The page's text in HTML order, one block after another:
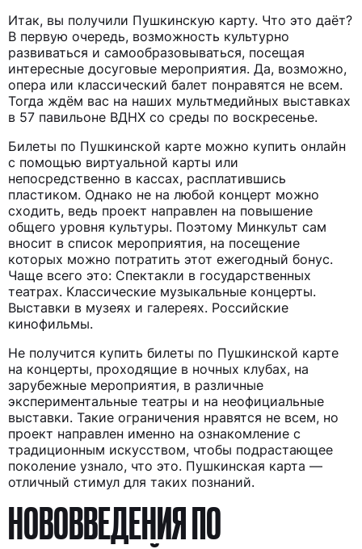
Итак, вы получили Пушкинскую карту. Что это даёт?
В первую очередь, возможность культурно
развиваться и самообразовываться, посещая
интересные досуговые мероприятия. Да, возможно,
опера или классический балет понравятся не всем.
Тогда ждём вас на наших мультмедийных выставках
в 57 павильоне ВДНХ со среды по воскресенье.
Билеты по Пушкинской карте можно купить онлайн
с помощью виртуальной карты или
непосредственно в кассах, расплатившись
пластиком. Однако не на любой концерт можно
сходить, ведь проект направлен на повышение
общего уровня культуры. Поэтому Минкульт сам
вносит в список мероприятия, на посещение
которых можно потратить этот ежегодный бонус.
Чаще всего это: Спектакли в государственных
театрах. Классические музыкальные концерты.
Выставки в музеях и галереях. Российские
кинофильмы.
Не получится купить билеты по Пушкинской карте
на концерты, проходящие в ночных клубах, на
зарубежные мероприятия, в различные
экспериментальные театры и на неофициальные
выставки. Такие ограничения нравятся не всем, но
проект направлен именно на ознакомление с
традиционным искусством, чтобы подрастающее
поколение узнало, что это. Пушкинская карта —
отличный стимул для таких познаний.
НОВОВВЕДЕНИЯ ПО